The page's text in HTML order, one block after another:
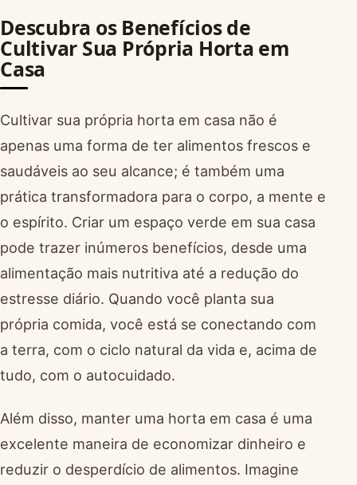
Descubra os Benefícios de
Cultivar Sua Própria Horta em
Casa
Cultivar sua própria horta em casa não é
apenas uma forma de ter alimentos frescos e
saudáveis ao seu alcance; é também uma
prática transformadora para o corpo, a mente e
o espírito. Criar um espaço verde em sua casa
pode trazer inúmeros benefícios, desde uma
alimentação mais nutritiva até a redução do
estresse diário. Quando você planta sua
própria comida, você está se conectando com
a terra, com o ciclo natural da vida e, acima de
tudo, com o autocuidado.
Além disso, manter uma horta em casa é uma
excelente maneira de economizar dinheiro e
reduzir o desperdício de alimentos. Imagine